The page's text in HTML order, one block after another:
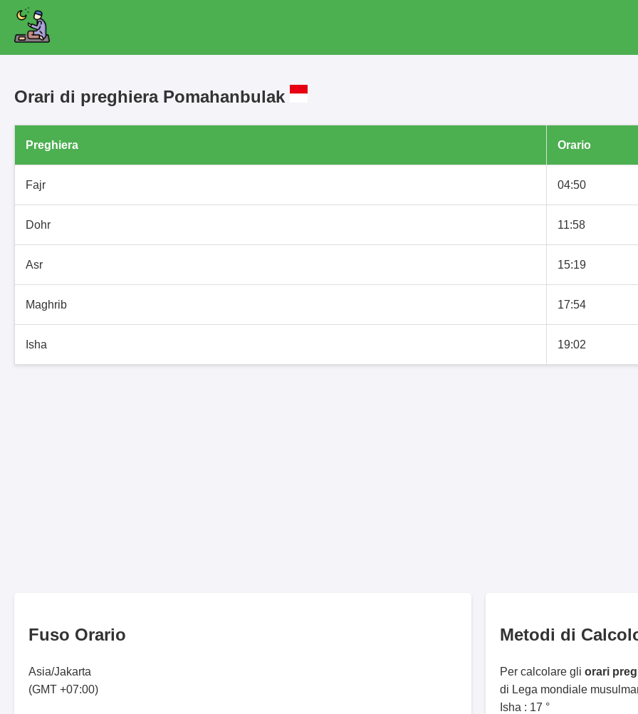
Orari di preghiera Pomahanbulak
Preghiera Orario
Fajr 04:50
Dohr 11:58
Asr 15:19
Maghrib 17:54
Isha 19:02
Fuso Orario
Asia/Jakarta
(GMT +07:00)
Metodi di
Per calcolare gli orari
di Lega mondiale
Isha : 17 °